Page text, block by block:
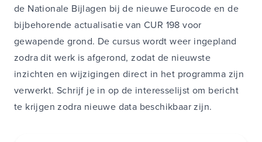
de Nationale Bijlagen bij de nieuwe Eurocode en de
bijbehorende actualisatie van CUR 198 voor
gewapende grond. De cursus wordt weer ingepland
zodra dit werk is afgerond, zodat de nieuwste
inzichten en wijzigingen direct in het programma zijn
verwerkt. Schrijf je in op de interesselijst om bericht
te krijgen zodra nieuwe data beschikbaar zijn.